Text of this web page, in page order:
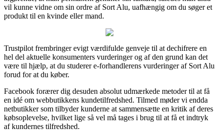
vil kunne vidne om sin ordre af Sort Alu, uafhængig om du søger et
produkt til en kvinde eller mand.
Trustpilot frembringer evigt værdifulde genveje til at dechifrere en
hel del aktuelle konsumenters vurderinger og af den grund kan det
være til hjælp, at du studerer e-forhandlerens vurderinger af Sort Alu
forud for at du køber.
Facebook forærer dig desuden absolut udmærkede metoder til at få
en idé om webbutikkens kundetilfredshed. Tilmed møder vi endda
netbutikker som tilbyder kunderne at sammensætte en kritik af deres
købsoplevelse, hvilket lige så vel må tages i brug til at få et indtryk
af kundernes tilfredshed.